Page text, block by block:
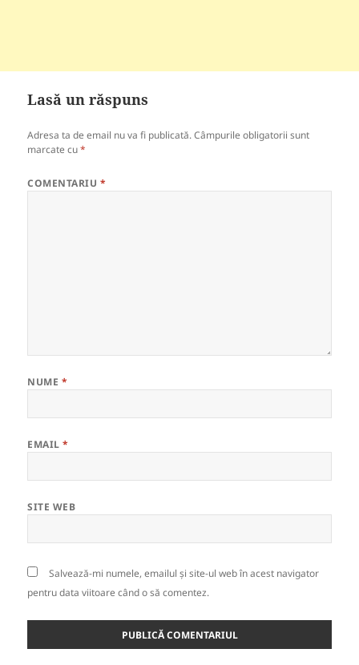
Lasă un răspuns
Adresa ta de email nu va fi publicată. Câmpurile obligatorii sunt
marcate cu*
COMENTARIU *
NUME *
EMAIL*
SITE WEB
Salvează-mi numele, emailul și site-ul web în acest navigator
pentru data viitoare când o să comentez.